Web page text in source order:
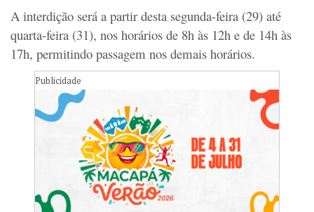
A interdição será a partir desta segunda-feira (29) até
quarta-feira (31), nos horários de 8h às 12h e de 14h às
17h, permitindo passagem nos demais horários.
Publicidade